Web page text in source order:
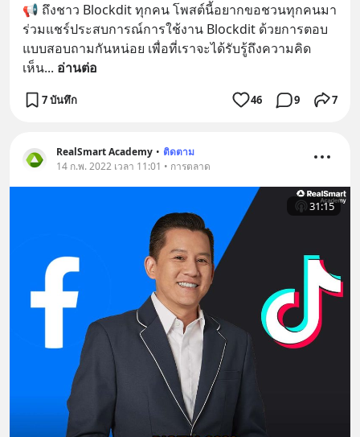
📢 ถึงชาว Blockdit ทุกคน โพสต์นี้อยากขอชวนทุกคนมา
ร่วมแชร์ประสบการณ์การใช้งาน Blockdit ด้วยการตอบ
แบบสอบถามกันหน่อย เพื่อที่เราจะได้รับรู้ถึงความคิด
เห็น... อ่านต่อ
7 บันทึก 46 9 7
RealSmart Academy • ติดตาม
14 ก.พ. 2022 เวลา 11:01 • การตลาด
31:15